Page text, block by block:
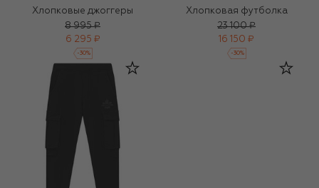
Хлопковые джоггеры
8 995 ₽
6 295 ₽
-30%
Хлопковая футболка
23 100 ₽
16 150 ₽
-30%